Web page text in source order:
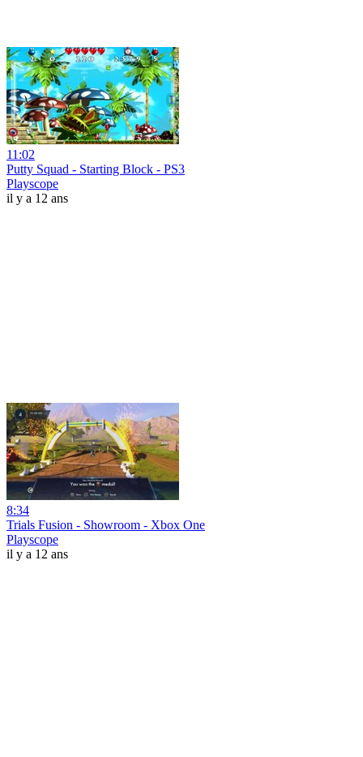
11:02
Putty Squad - Starting Block - PS3
Playscope
il y a 12 ans
8:34
Trials Fusion - Showroom - Xbox One
Playscope
il y a 12 ans